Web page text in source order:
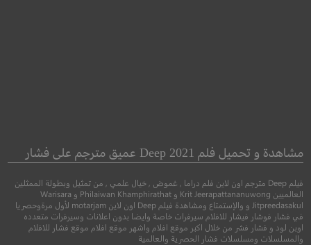
باسكال
اكشن●دراما
الضوء الاسود
جريمة ●دراما
مشاهدة و تحميل فلم Deep 2021 عميق مترجم على فشار
فيلم Deep مترجم اون لاين فلم دراما , غموض , خيال علمي , من تمثيل وبطولة الممثلين
العالميين Krit Jeerapattananuwong و Philaiwan Khamphirathat و Warisara
Jitpreedasakul و والإستمتاع ومشاهدة فيلم Deep اون لاين motarjam لأول مرةوحصريا
في فشار فوشار فيشار للافلام سيرفرات خاصة وايضا بدون اعلانات وسيرفرات متعدده
اوبن لود و فشار فشر من خلال اكبر موقع افلام واشهر موقع افلام موقع فشار للافلام
والمسلسلات ومسلسلات فشار الحصرية والعالمية